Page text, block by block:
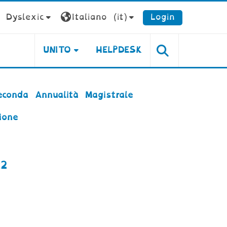
Dyslexic
Italiano ‎(it)‎ Login
UNITO HELPDESK
Annualità Magistrale